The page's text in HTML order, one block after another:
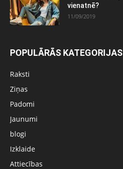
vienatnē?
11/09/2019
POPULĀRĀS KATEGORIJAS
Raksti
Ziņas
Padomi
Jaunumi
blogi
Izklaide
Attiecības